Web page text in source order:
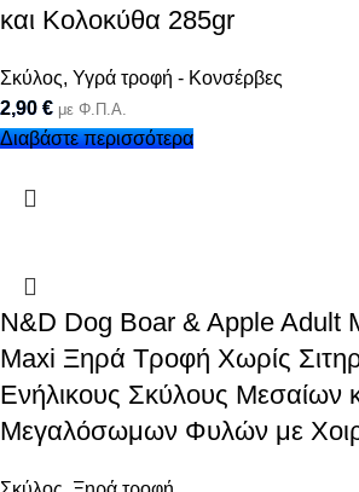
και Κολοκύθα 285gr
Σκύλος, Υγρά τροφή - Κονσέρβες
2,90 € με Φ.Π.Α.
Διαβάστε περισσότερα
N&D Dog Boar & Apple Adult
Maxi Ξηρά Τροφή Χωρίς
Ενήλικους Σκύλους Μεσαίων
Μεγαλόσωμων Φυλών με